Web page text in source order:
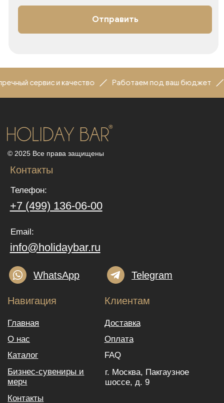
сервис и качество Работаем под ваш бюджет